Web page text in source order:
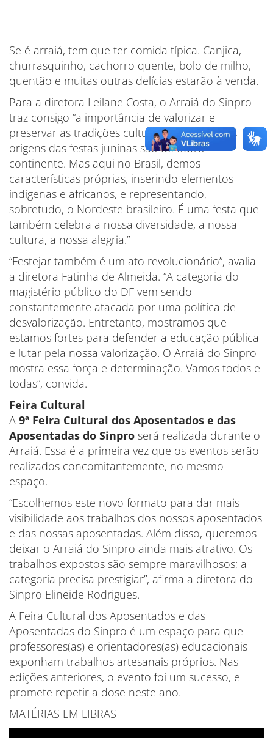
Se é arraiá, tem que ter comida típica. Canjica,
churrasquinho, cachorro quente, bolo de milho,
quentão e muitas outras delícias estarão à venda.
Para a diretora Leilane Costa, o Arraiá do Sinpro
traz consigo “a importância de valorizar e
preservar as tradições culturais regionais”. “As
origens das festas juninas são de outro
continente. Mas aqui no Brasil, demos
características próprias, inserindo elementos
indígenas e africanos, e representando,
sobretudo, o Nordeste brasileiro. É uma festa que
também celebra a nossa diversidade, a nossa
cultura, a nossa alegria.”
“Festejar também é um ato revolucionário”, avalia
a diretora Fatinha de Almeida. “A categoria do
magistério público do DF vem sendo
constantemente atacada por uma política de
desvalorização. Entretanto, mostramos que
estamos fortes para defender a educação pública
e lutar pela nossa valorização. O Arraiá do Sinpro
mostra essa força e determinação. Vamos todos e
todas”, convida.
Feira Cultural
A 9ª Feira Cultural dos Aposentados e das
Aposentadas do Sinpro será realizada durante o
Arraiá. Essa é a primeira vez que os eventos serão
realizados concomitantemente, no mesmo
espaço.
“Escolhemos este novo formato para dar mais
visibilidade aos trabalhos dos nossos aposentados
e das nossas aposentadas. Além disso, queremos
deixar o Arraiá do Sinpro ainda mais atrativo. Os
trabalhos expostos são sempre maravilhosos; a
categoria precisa prestigiar”, afirma a diretora do
Sinpro Elineide Rodrigues.
A Feira Cultural dos Aposentados e das
Aposentadas do Sinpro é um espaço para que
professores(as) e orientadores(as) educacionais
exponham trabalhos artesanais próprios. Nas
edições anteriores, o evento foi um sucesso, e
promete repetir a dose neste ano.
MATÉRIAS EM LIBRAS